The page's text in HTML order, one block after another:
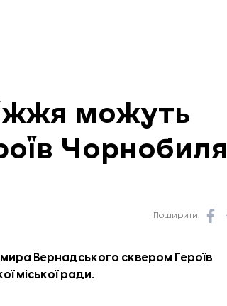
можуть
Чорнобиля
Поширити:
Вернадського сквером Героїв
міської ради.